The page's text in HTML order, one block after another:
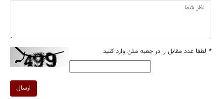
* لطفا عدد مقابل را در جعبه متن وارد کنید
ارسال